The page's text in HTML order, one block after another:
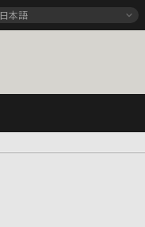
日本語